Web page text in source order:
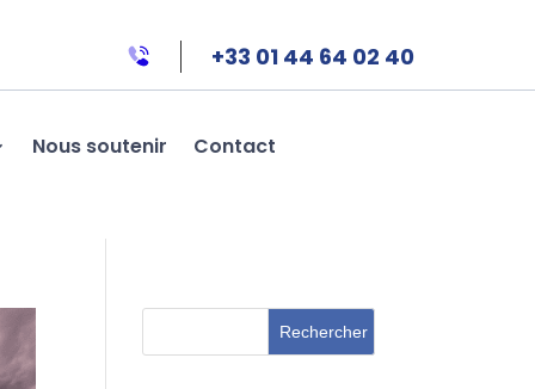
+33 01 44 64 02 40
Nous soutenir Contact